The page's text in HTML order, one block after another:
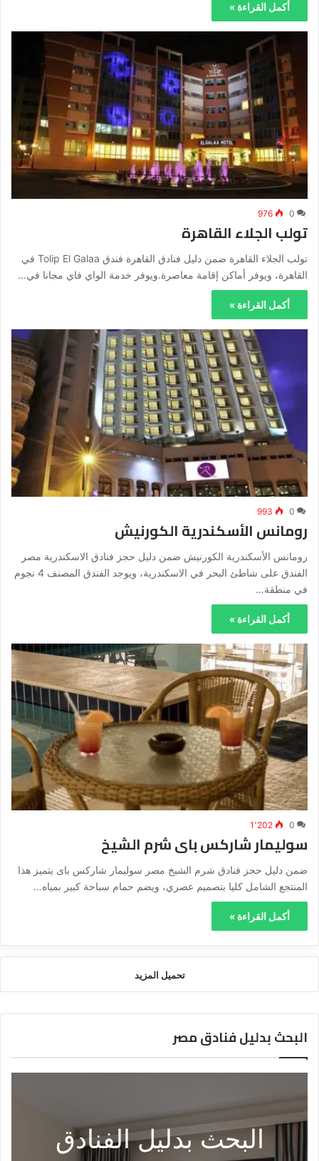
أكمل القراءة »
0
976
تولب الجلاء القاهرة
تولب الجلاء القاهرة ضمن دليل فنادق القاهرة فندق Tolip El Galaa في
القاهرة، ويوفر أماكن إقامة معاصرة.ويوفر خدمة الواي فاي مجانا في…
أكمل القراءة »
0
993
رومانس الأسكندرية الكورنيش
رومانس الأسكندرية الكورنيش ضمن دليل حجز فنادق الاسكندرية مصر
الفندق على شاطئ البحر في الاسكندرية، ويوجد الفندق المصنف 4 نجوم
في منطقة…
أكمل القراءة »
0 1٬202
سوليمار شاركس باى شرم الشيخ
ضمن دليل حجز فنادق شرم الشيخ مصر سوليمار شاركس باى يتميز هذا
المنتجع الشامل كليا بتصميم عصري، ويضم حمام سباحة كبير بمياه…
أكمل القراءة »
تحميل المزيد
البحث بدليل فنادق مصر
البحث بدليل الفنادق